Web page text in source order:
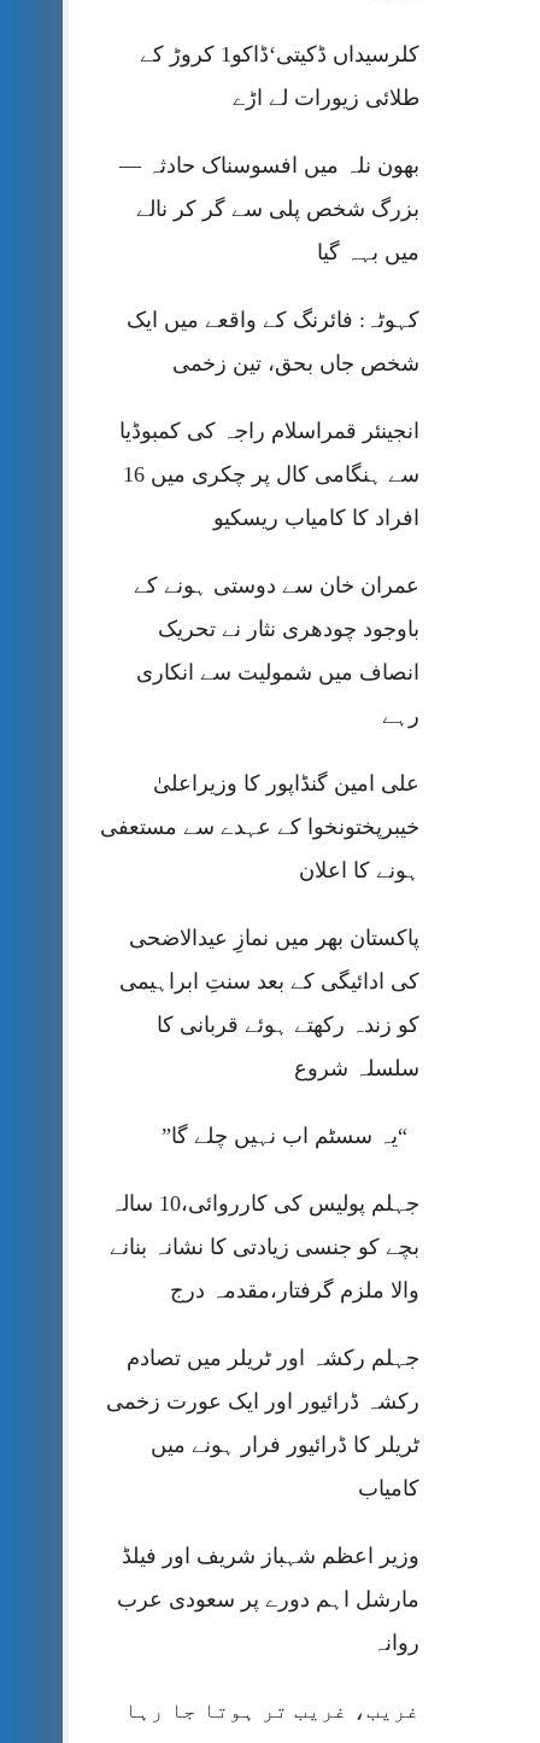
کلرسیداں ڈکیتی‘ڈاکو1 کروڑ کے
طلائی زیورات لے اڑے
بھون نلہ میں افسوسناک حادثہ —
بزرگ شخص پلی سے گر کر نالے
میں بہہ گیا
کہوٹہ: فائرنگ کے واقعے میں ایک
شخص جاں بحق، تین زخمی
انجینئر قمراسلام راجہ کی کمبوڈیا
سے ہنگامی کال پر چکری میں 16
افراد کا کامیاب ریسکیو
عمران خان سے دوستی ہونے کے
باوجود چودھری نثار نے تحریک
انصاف میں شمولیت سے انکاری
رہے
علی امین گنڈاپور کا وزیراعلیٰ
خیبرپختونخوا کے عہدے سے مستعفی
ہونے کا اعلان
پاکستان بھر میں نمازِ عیدالاضحی
کی ادائیگی کے بعد سنتِ ابراہیمی
کو زندہ رکھتے ہوئے قربانی کا
سلسلہ شروع
“یہ سسٹم اب نہیں چلے گا”
جہلم پولیس کی کارروائی،10 سالہ
بچے کو جنسی زیادتی کا نشانہ بنانے
والا ملزم گرفتار،مقدمہ درج
جہلم رکشہ اور ٹریلر میں تصادم
رکشہ ڈرائیور اور ایک عورت زخمی
ٹریلر کا ڈرائیور فرار ہونے میں
کامیاب
وزیر اعظم شہباز شریف اور فیلڈ
مارشل اہم دورے پر سعودی عرب
روانہ
غریب، غریب تر ہوتا جا رہا